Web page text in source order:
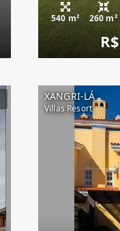
540 m² 260 m²
XANGRI-LÁ
Villas Resort